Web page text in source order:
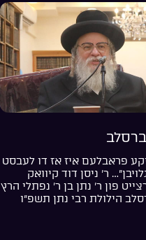
פראבלעם איז אז דו לעבסט
ר’ ניסן דוד קיוואק
פון ר’ נתן בן ר’ נפתלי הרץ
הילולת רבי נתן תשפ”ו